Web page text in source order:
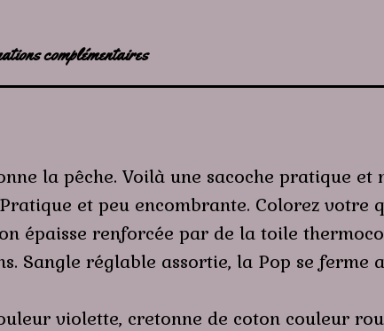
complémentaires
la pêche. Voilà une sacoche pratique
et peu encombrante. Colorez votre
épaisse renforcée par de la toile
Sangle réglable assortie, la Pop se
violette, cretonne de coton couleur